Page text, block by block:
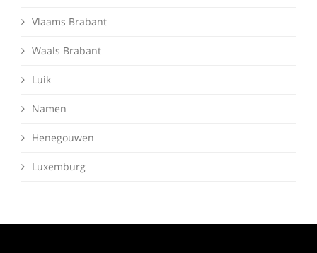
Vlaams Brabant
Waals Brabant
Luik
Namen
Henegouwen
Luxemburg